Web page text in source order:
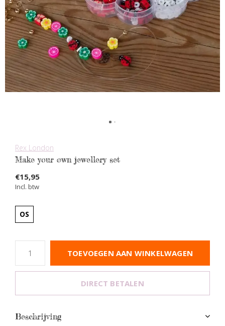
Rex London
Make your own jewellery set
€15,95
Incl. btw
OS
TOEVOEGEN AAN WINKELWAGEN
DIRECT BETALEN
Beschrijving